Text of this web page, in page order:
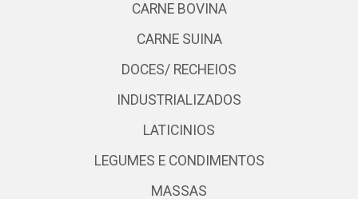
CARNE BOVINA
CARNE SUINA
DOCES/ RECHEIOS
INDUSTRIALIZADOS
LATICINIOS
LEGUMES E CONDIMENTOS
MASSAS